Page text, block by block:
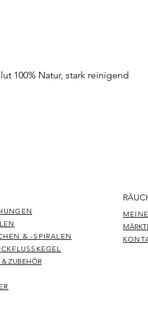
100% Natur, stark reinigend
& -SPIRALEN
& ZUBEHÖR